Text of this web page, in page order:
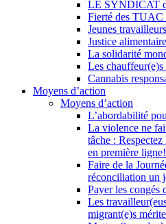
LE SYNDICAT
Fierté des TUAC
Jeunes travailleurs
Justice alimentaire
La solidarité
Les chauffeur(e)s
Cannabis
Moyens d’action
Moyens d’action
L’abordabilité
La violence ne
tâche :
en première ligne!
Faire de la
réconciliation un
Payer les congés
Les
migrant(e)s